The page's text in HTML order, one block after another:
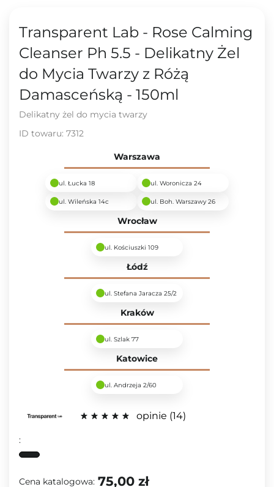
Transparent Lab - Rose Calming
Cleanser Ph 5.5 - Delikatny Żel
do Mycia Twarzy z Różą
Damasceńską - 150ml
Delikatny żel do mycia twarzy
ID towaru: 7312
Warszawa
ul. Łucka 18 ul. Woronicza 24
ul. Wileńska 14c ul. Boh. Warszawy 26
Wrocław
ul. Kościuszki 109
Łódź
ul. Stefana Jaracza 25/2
Kraków
ul. Szlak 77
Katowice
ul. Andrzeja 2/60
opinie 14
:
Cena katalogowa: 75,00 zł